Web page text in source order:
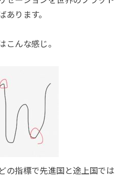
あります。
こんな感じ。
の指標で先進国と途上国では